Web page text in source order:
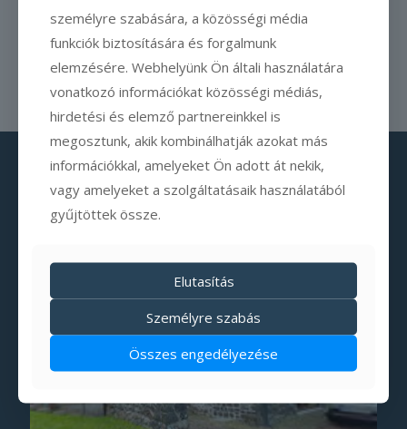
környezetet? Meddig […]
Olvass tovább
személyre szabására, a közösségi média
funkciók biztosítására és forgalmunk
elemzésére. Webhelyünk Ön általi használatára
vonatkozó információkat közösségi médiás,
hirdetési és elemző partnereinkkel is
megosztunk, akik kombinálhatják azokat más
információkkal, amelyeket Ön adott át nekik,
vagy amelyeket a szolgáltatásaik használatából
gyűjtöttek össze.
Elutasítás
Személyre szabás
Összes engedélyezése